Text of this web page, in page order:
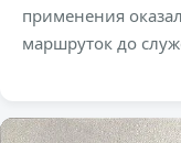
применения
маршруток до